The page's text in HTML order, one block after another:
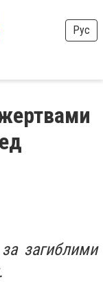
Рус
загиблими